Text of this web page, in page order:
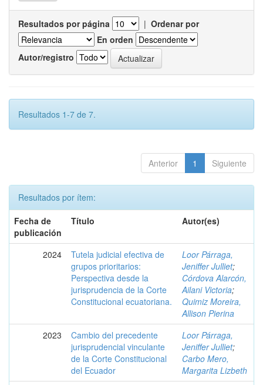
Resultados por página | Ordenar por
En orden
Autor/registro
Resultados 1-7 de 7.
Anterior 1 Siguiente
Resultados por ítem:
Fecha de
publicación
Título Autor(es)
2024
Tutela judicial efectiva de
grupos prioritarios:
Perspectiva desde la
jurisprudencia de la Corte
Constitucional ecuatoriana.
Loor Párraga,
Jeniffer Julliet;
Córdova Alarcón,
Ailani Victoria;
Quimiz Moreira,
Allison Pierina
2023
Cambio del precedente
jurisprudencial vinculante
de la Corte Constitucional
del Ecuador
Loor Párraga,
Jeniffer Julliet;
Carbo Mero,
Margarita Lizbeth